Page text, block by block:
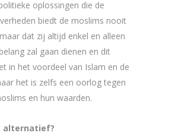
oplossingen die de
biedt de moslims nooit
dat zij altijd enkel en alleen
zal gaan dienen en dit
in het voordeel van Islam en de
het is zelfs een oorlog tegen
en hun waarden.
alternatief?